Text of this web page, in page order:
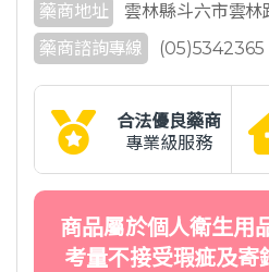
藥商地址
雲林縣斗六市雲
藥商諮詢專線
(05)5342365
合法優良藥商
專業級服務
商品屬於個人衛生用
考量不接受瑕疵及寄